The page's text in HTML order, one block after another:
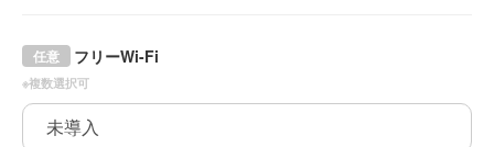
フリーWi-Fi
任意
※複数選択可
未導入